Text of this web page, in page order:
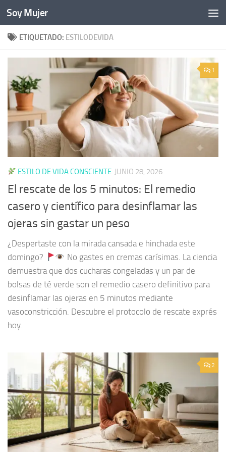
Bajo el contenido
Soy Mujer
ETIQUETADO: ESTILODEVIDA
1
ESTILO DE VIDA CONSCIENTE JUNIO 28, 2026
El rescate de los 5 minutos: El remedio
casero y científico para desinflamar las
ojeras sin gastar un peso
¿Despertaste con la mirada cansada e hinchada este
domingo?
No gastes en cremas carísimas. La ciencia
demuestra que dos cucharas congeladas y un par de
bolsas de té verde son el remedio casero definitivo para
desinflamar las ojeras en 5 minutos mediante
vasoconstricción. Descubre el protocolo de rescate exprés
hoy.
2